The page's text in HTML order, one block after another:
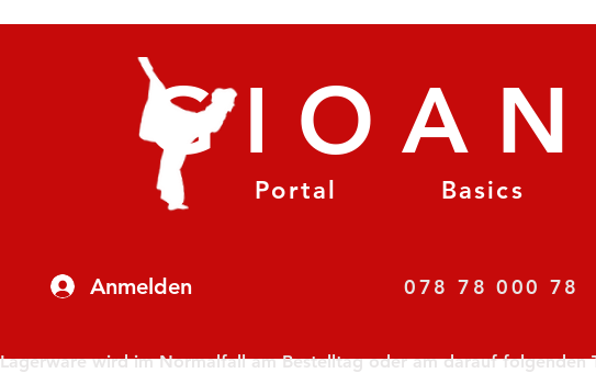
Anmelden
Portal Basics
078
Lagerware wird im Normalfall am Bestelltag oder am darauf folgenden